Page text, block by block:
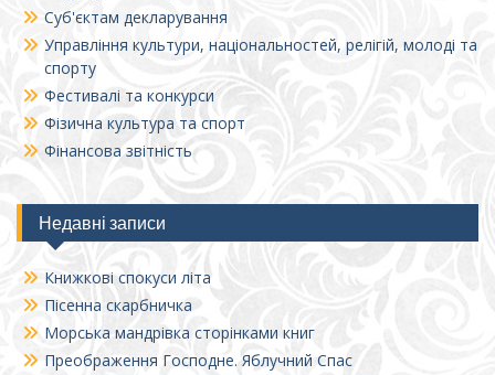
Суб'єктам декларування
Управління культури, національностей, релігій, молоді та
спорту
Фестивалі та конкурси
Фізична культура та спорт
Фінансова звітність
Недавні записи
Книжкові спокуси літа
Пісенна скарбничка
Морська мандрівка сторінками книг
Преображення Господне. Яблучний Спас